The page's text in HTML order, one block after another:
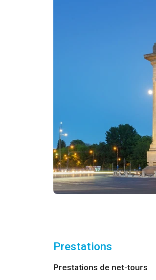
Prestations
Prestations de net-tours